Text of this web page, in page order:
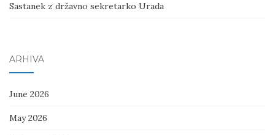
Sastanek z državno sekretarko Urada
ARHIVA
June 2026
May 2026